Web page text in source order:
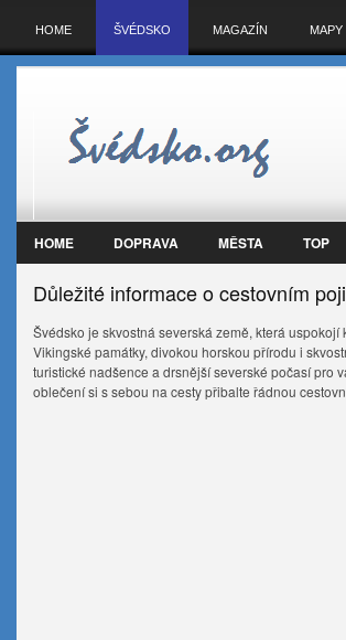
HOME ŠVÉDSKO MAGAZÍN MAPY
HOME DOPRAVA MĚSTA TOP
Důležité informace o cestovním
Švédsko je skvostná severská země, která
Vikingské památky, divokou horskou přírodu i
turistické nadšence a drsnější severské počasí pro
oblečení si s sebou na cesty přibalte řádnou